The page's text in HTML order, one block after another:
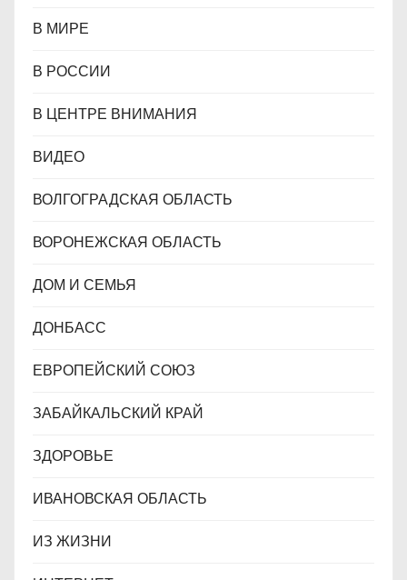
В МИРЕ
В РОССИИ
В ЦЕНТРЕ ВНИМАНИЯ
ВИДЕО
ВОЛГОГРАДСКАЯ ОБЛАСТЬ
ВОРОНЕЖСКАЯ ОБЛАСТЬ
ДОМ И СЕМЬЯ
ДОНБАСС
ЕВРОПЕЙСКИЙ СОЮЗ
ЗАБАЙКАЛЬСКИЙ КРАЙ
ЗДОРОВЬЕ
ИВАНОВСКАЯ ОБЛАСТЬ
ИЗ ЖИЗНИ